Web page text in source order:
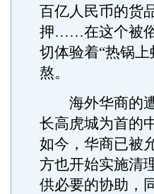
百亿人民币的货
押……在这个被俗
切体验着“热锅
熬。
海外华商的遭
长高虎城为首的
如今，华商已被
方也开始实施清
供必要的协助，